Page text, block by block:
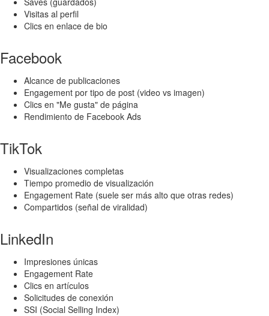
Visitas al perfil
Clics en enlace de bio
Facebook
Alcance de publicaciones
Engagement por tipo de post (video vs imagen)
Clics en "Me gusta" de página
Rendimiento de Facebook Ads
TikTok
Visualizaciones completas
Tiempo promedio de visualización
Engagement Rate (suele ser más alto que otras redes)
Compartidos (señal de viralidad)
LinkedIn
Impresiones únicas
Engagement Rate
Clics en artículos
Solicitudes de conexión
SSI (Social Selling Index)